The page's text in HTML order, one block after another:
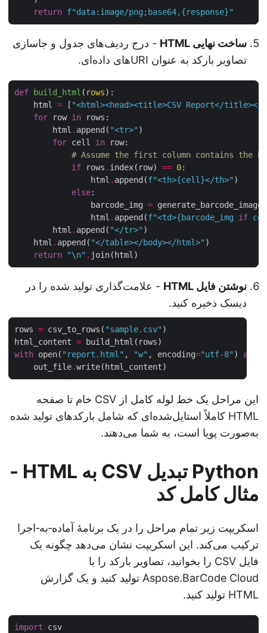
return f"data:image/png;base64,{response}
ساخت نهایی HTML
- درج ردیف‌های جدول و جاسازی
تصاویر بارکد به عنوان URIهای داده‌ای.
def build_html (rows ):
    html
["<html><head><title>CSV Report</
for row in
        html
.append("<tr>"
for cell in
# Assume the first column contains the
if rows.index(row) == 0
                html
.append(f"<th>{cell}</th>"
else
                barcode_img
=
                html
.append(f"<td>{barcode_img if
        html
.append("</tr>"
    html
.append("</table></body></html>"
return
"\n " .
نوشتن فایل HTML
- علامت‌گذاری تولید شده را در
دیسک ذخیره کنید.
rows = csv_to_rows("sample.csv"
html_content
with open( "report.html" , "w" , encoding="utf-8" )
    out_file
.
این مراحل یک خط لوله کامل از CSV خام تا صفحه
HTML کاملاً استایل‌شده‌ای که شامل بارکدهای تولید شده
به‌صورت پویا است، به شما می‌دهند.
Python تبدیل CSV به HTML -
مثال کامل کد
اسکریپت زیر تمام مراحل را در یک برنامهٔ آماده‑به‑اجرا
ترکیب می‌کند. این اسکریپت نشان می‌دهد چگونه یک
فایل CSV را بخوانید، تصاویر بارکد را با
Aspose.BarCode Cloud تولید کنید و یک گزارش
HTML تولید کنید.
import